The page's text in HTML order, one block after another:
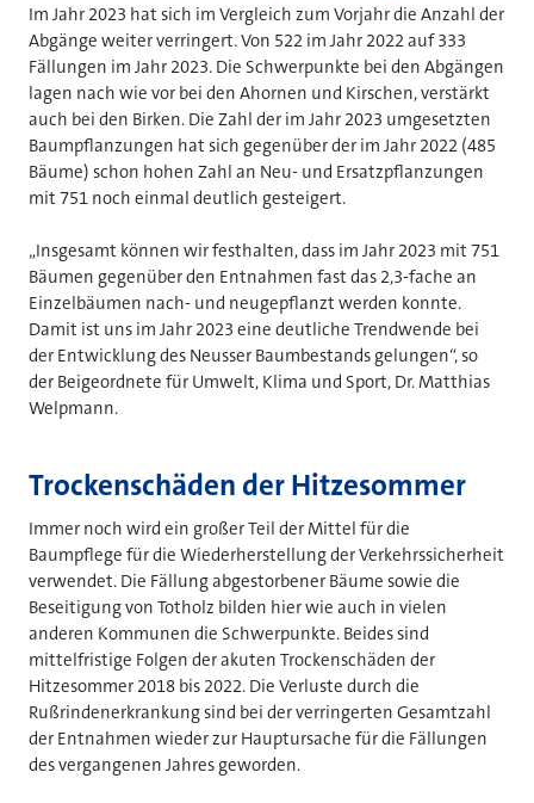
Im Jahr 2023 hat sich im Vergleich zum Vorjahr die Anzahl der
Abgänge weiter verringert. Von 522 im Jahr 2022 auf 333
Fällungen im Jahr 2023. Die Schwerpunkte bei den Abgängen
lagen nach wie vor bei den Ahornen und Kirschen, verstärkt
auch bei den Birken. Die Zahl der im Jahr 2023 umgesetzten
Baumpflanzungen hat sich gegenüber der im Jahr 2022 (485
Bäume) schon hohen Zahl an Neu- und Ersatzpflanzungen
mit 751 noch einmal deutlich gesteigert.
„Insgesamt können wir festhalten, dass im Jahr 2023 mit 751
Bäumen gegenüber den Entnahmen fast das 2,3-fache an
Einzelbäumen nach- und neugepflanzt werden konnte.
Damit ist uns im Jahr 2023 eine deutliche Trendwende bei
der Entwicklung des Neusser Baumbestands gelungen“, so
der Beigeordnete für Umwelt, Klima und Sport, Dr. Matthias
Welpmann.
Trockenschäden der Hitzesommer
Immer noch wird ein großer Teil der Mittel für die
Baumpflege für die Wiederherstellung der Verkehrssicherheit
verwendet. Die Fällung abgestorbener Bäume sowie die
Beseitigung von Totholz bilden hier wie auch in vielen
anderen Kommunen die Schwerpunkte. Beides sind
mittelfristige Folgen der akuten Trockenschäden der
Hitzesommer 2018 bis 2022. Die Verluste durch die
Rußrindenerkrankung sind bei der verringerten Gesamtzahl
der Entnahmen wieder zur Hauptursache für die Fällungen
des vergangenen Jahres geworden.